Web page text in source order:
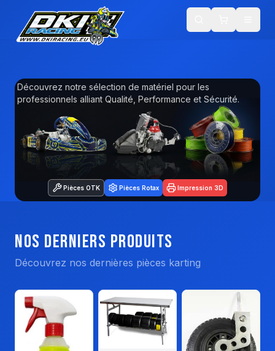
DKI Racing — Pièces karting, impression 3D PETG & équipements
Découvrez notre sélection de matériel pour les
professionnels alliant Qualité, Performance et Sécurité.
Pièces OTK Pièces Rotax Impression 3D
Nos Derniers Produits
Découvrez nos dernières pièces karting